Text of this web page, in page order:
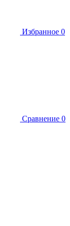
Избранное 0
Сравнение 0